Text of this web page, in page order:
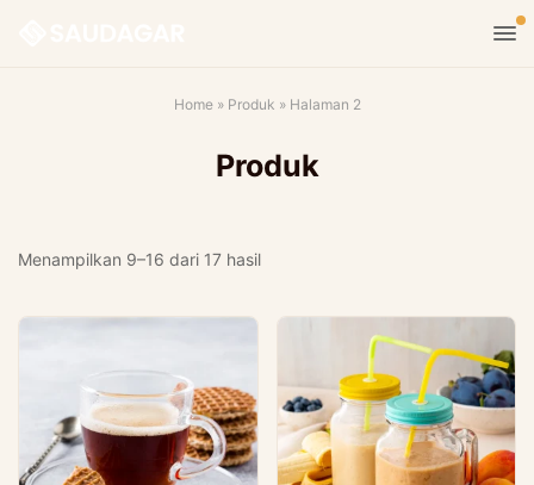
Home» Produk » Halaman 2
Produk
Menampilkan 9–16 dari 17 hasilDiurutkan
yang